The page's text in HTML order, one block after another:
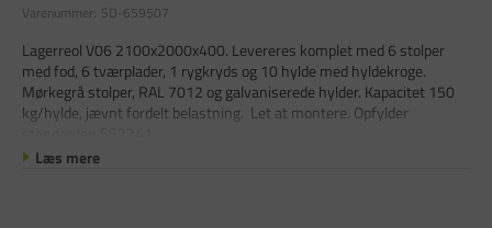
Varenummer: SD-659507
Lagerreol V06 2100x2000x400. Levereres komplet med 6 stolper
med fod, 6 tværplader, 1 rygkryds og 10 hylde med hyldekroge.
Mørkegrå stolper, RAL 7012 og galvaniserede hylder. Kapacitet 150
kg/hylde, jævnt fordelt belastning. Let at montere. Opfylder
Læs mere